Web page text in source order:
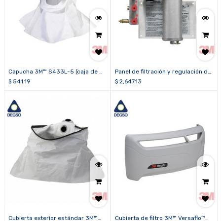
Capucha 3M™ S433L-5 (caja de 5
unidades)
$ 541.19
Panel de filtración y regulación de
aire 3M™ W-2806
$ 2,647.13
Cubierta exterior estándar 3M™ Cubierta de filtro 3M™ Versaflo™